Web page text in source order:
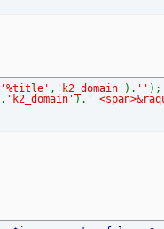
'%title' , 'k2_domain' ). '' );
, 'k2_domain' ). '